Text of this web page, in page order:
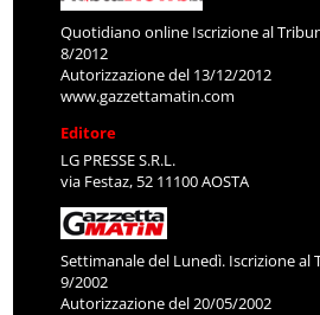
Quotidiano online Iscrizione al
8/2012
Autorizzazione del 13/12/2012
www.gazzettamatin.com
Editore
LG PRESSE S.R.L.
via Festaz, 52 11100 AOSTA
Settimanale del Lunedì. Iscrizione al
9/2002
Autorizzazione del 20/05/2002